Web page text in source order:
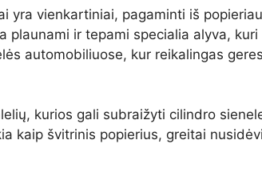
yra vienkartiniai, pagaminti iš
plaunami ir tepami specialia alyva, kuri
automobiliuose, kur reikalingas
kurios gali subraižyti cilindro
kaip švitrinis popierius, greitai